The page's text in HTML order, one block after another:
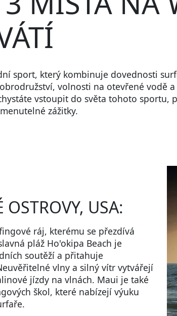
sport, který kombinuje dovednosti
volnosti na otevřené vodě
vstoupit do světa tohoto
zážitky.
OSTROVY, USA:
ráj, kterému se přezdívá
pláž Ho'okipa Beach je
soutěží a přitahuje
vlny a silný vítr vytvářejí
jízdy na vlnách. Maui je také
škol, které nabízejí výuku